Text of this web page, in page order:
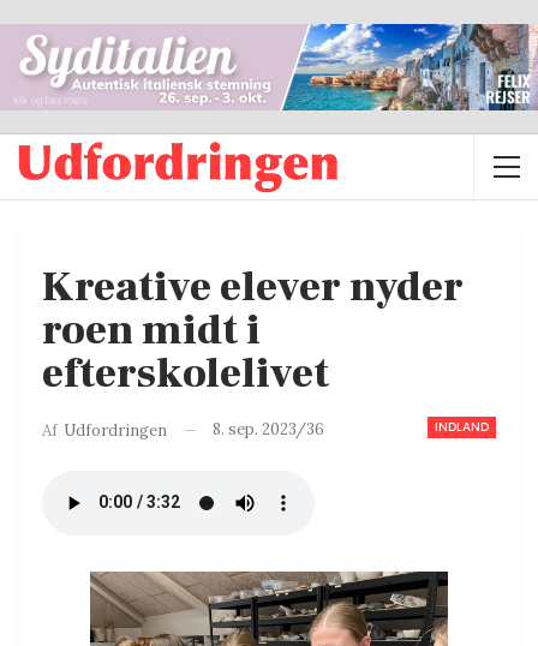
Kreative elever nyder
roen midt i
efterskolelivet
INDLAND
Af Udfordringen 8. sep. 2023/36